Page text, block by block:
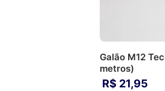
Galão M12
metros)
R$ 21,95